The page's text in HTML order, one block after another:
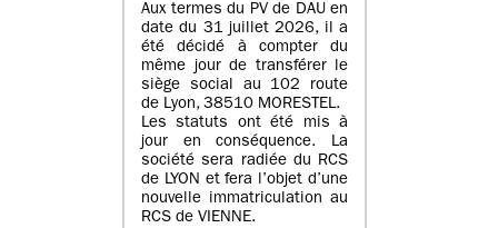
Aux termes du PV de DAU en
date du 31 juillet 2026, il a
été décidé à compter du
même jour de transférer le
siège social au 102 route
de Lyon, 38510 MORESTEL.
Les statuts ont été mis à
jour en conséquence. La
société sera radiée du RCS
de LYON et fera l’objet d’une
nouvelle immatriculation au
RCS de VIENNE.